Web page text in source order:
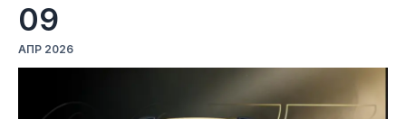
09
ΑΠΡ 2026